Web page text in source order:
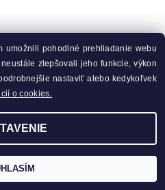
umožnili pohodlné prehliadanie webu
zlepšovali jeho funkcie, výkon
nastaviť alebo kedykoľvek
o cookies.